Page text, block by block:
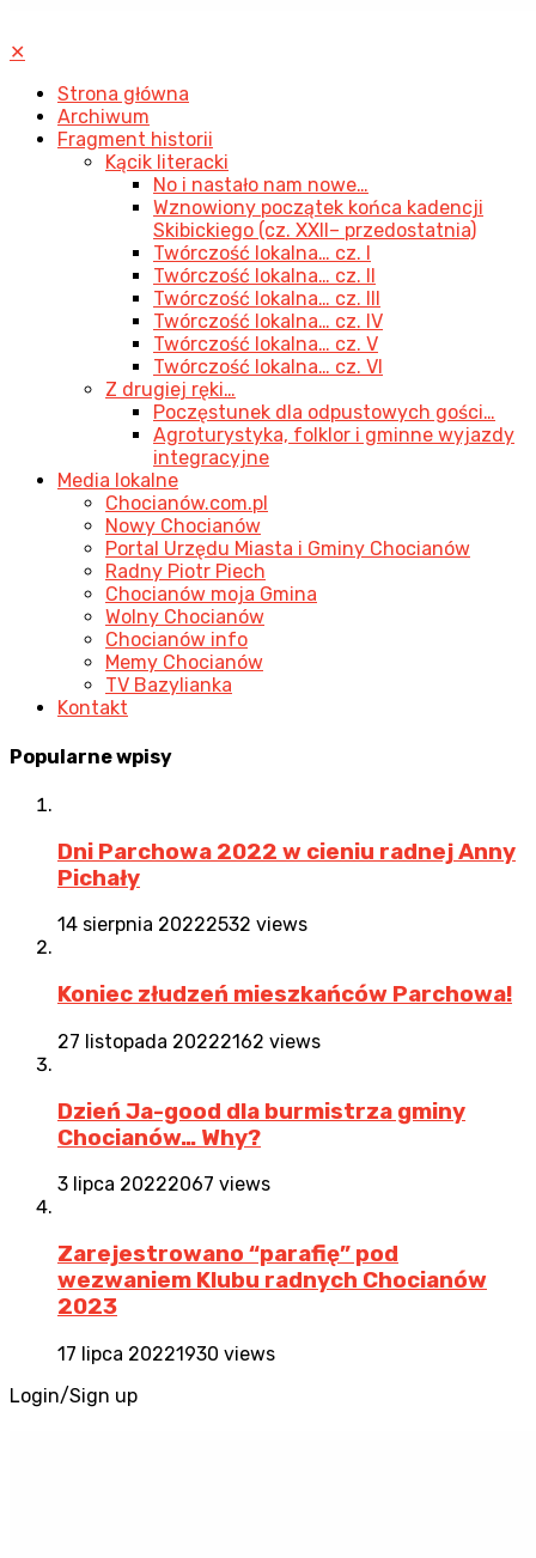
✕
Strona główna
Archiwum
Fragment historii
Kącik literacki
No i nastało nam nowe…
Wznowiony początek końca kadencji
Skibickiego (cz. XXII– przedostatnia)
Twórczość lokalna… cz. I
Twórczość lokalna… cz. II
Twórczość lokalna… cz. III
Twórczość lokalna… cz. IV
Twórczość lokalna… cz. V
Twórczość lokalna… cz. VI
Z drugiej ręki…
Poczęstunek dla odpustowych gości…
Agroturystyka, folklor i gminne wyjazdy
integracyjne
Media lokalne
Chocianów.com.pl
Nowy Chocianów
Portal Urzędu Miasta i Gminy Chocianów
Radny Piotr Piech
Chocianów moja Gmina
Wolny Chocianów
Chocianów info
Memy Chocianów
TV Bazylianka
Kontakt
Popularnewpisy
Dni Parchowa 2022 w cieniu radnej Anny
Pichały
14 sierpnia 20222532 views
Koniec złudzeń mieszkańców Parchowa!
27 listopada 20222162 views
Dzień Ja-good dla burmistrza gminy
Chocianów… Why?
3 lipca 20222067 views
Zarejestrowano “parafię” pod
wezwaniem Klubu radnych Chocianów
2023
17 lipca 20221930 views
Login/Sign up